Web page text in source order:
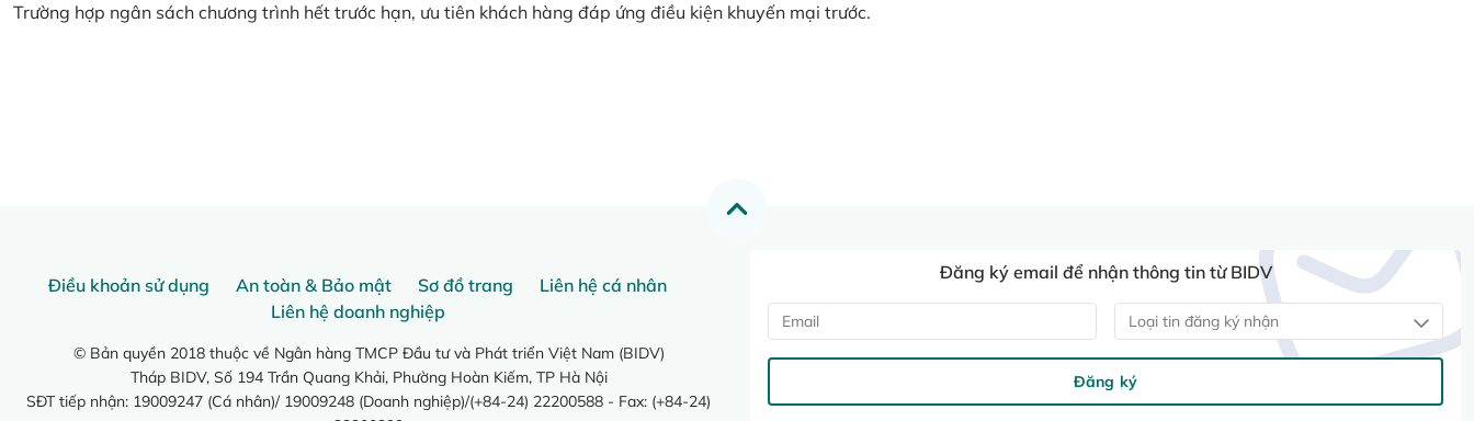
Trường hợp ngân sách chương trình hết trước hạn, ưu tiên khách hàng đáp ứng điều kiện khuyến mại trước.
Điều khoản sử dụng An toàn & Bảo mật Sơ đồ trang
Liên hệ cá nhân
Liên hệ doanh nghiệp
© Bản quyền 2018 thuộc về Ngân hàng TMCP Đầu tư và Phát triển Việt Nam (BIDV)
Tháp BIDV, Số 194 Trần Quang Khải, Phường Hoàn Kiếm, TP Hà Nội
SĐT tiếp nhận: 19009247 (Cá nhân)/ 19009248 (Doanh nghiệp)/(+84-24) 22200588 - Fax: (+84-24)
Đăng ký email để nhận thông tin từ BIDV
Loại tin đăng ký nhận
Đăng ký